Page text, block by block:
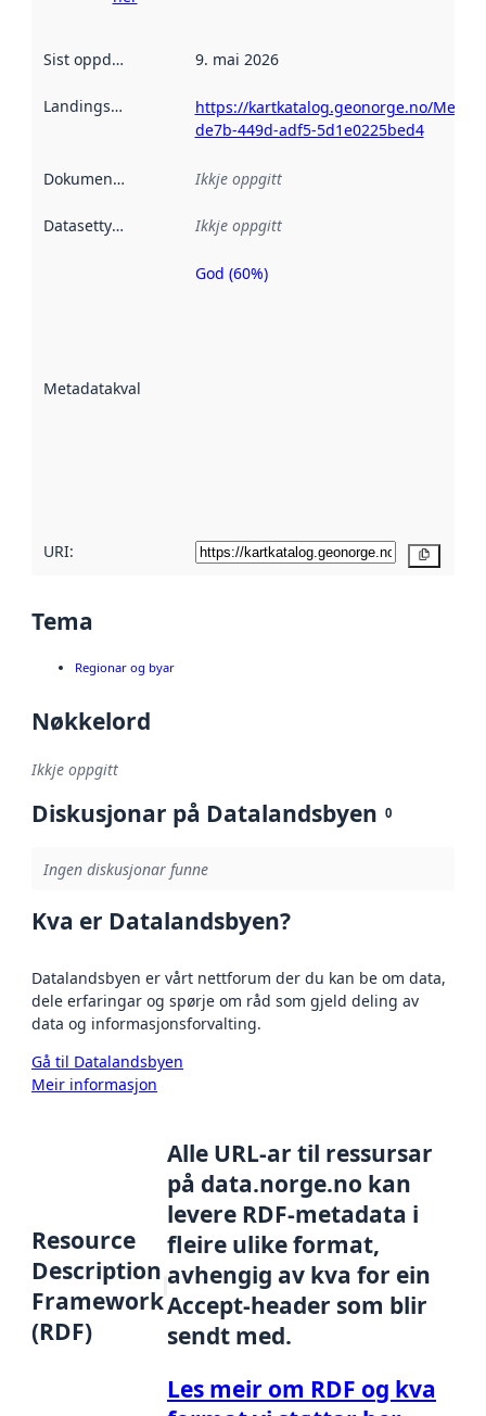
Sist oppdatert 9. mai 2026
Landingsside
https://kartkatalog.geonorge.no/
de7b-449d-adf5-5d1e0225bed4
Dokumentasjon Ikkje oppgitt
Datasettype Ikkje oppgitt
Metadatakvalitet
Metadatakvalitet
God (60%)
URI:
Tema
Regionar og byar
Nøkkelord
Ikkje oppgitt
Diskusjonar på Datalandsbyen 0
Ingen diskusjonar funne
Kva er Datalandsbyen?
Datalandsbyen er vårt nettforum der du kan be om data,
dele erfaringar og spørje om råd som gjeld deling av
data og informasjonsforvalting.
Gå til Datalandsbyen
Meir informasjon
Resource
Description
Framework
(RDF)
Alle URL-ar til ressursar
på data.norge.no kan
levere RDF-metadata i
fleire ulike format,
avhengig av kva for ein
Accept-header som blir
sendt med.
Les meir om RDF og kva